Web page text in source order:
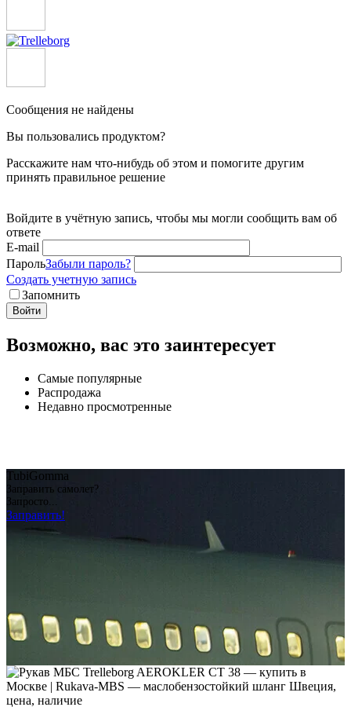
Сообщения не найдены
Вы пользовались продуктом?
Расскажите нам что-нибудь об этом и помогите другим
принять правильное решение
Войдите в учётную запись, чтобы мы могли сообщить вам об
ответе
E-mail
ПарольЗабыли пароль?
Создать учетную запись
Запомнить
Войти
Возможно, вас это заинтересует
Самые популярные
Распродажа
Недавно просмотренные
TubiGomma
Заправить самолет?
Запросто...
Заправить!